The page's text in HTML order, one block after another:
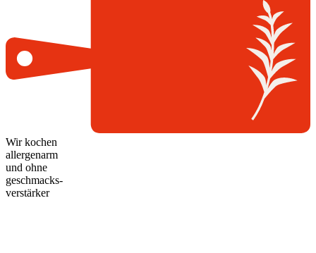
Wir kochen
allergenarm
und ohne
geschmacks-
verstärker